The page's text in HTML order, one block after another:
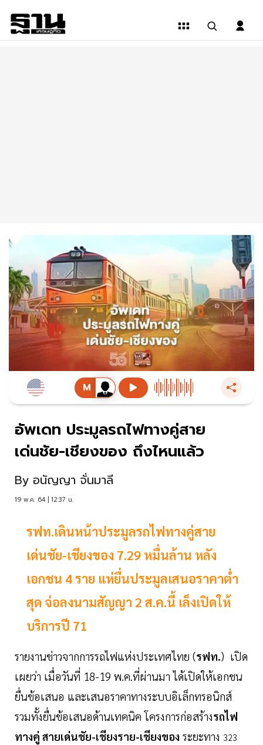
อัพเดท ประมูลรถไฟทางคู่สาย
เด่นชัย-เชียงของ ถึงไหนแล้ว
By อนัญญา จั่นมาลี
19 พ.ค. 64 | 12:37 น.
รฟท.เดินหน้าประมูลรถไฟทางคู่สาย
เด่นชัย-เชียงของ 7.29 หมื่นล้าน หลัง
เอกชน 4 ราย แห่ยื่นประมูลเสนอราคาต่ำ
สุด จ่อลงนามสัญญา 2 ส.ค.นี้ เล็งเปิดให้
บริการปี 71
รายงานข่าวจากการรถไฟแห่งประเทศไทย (รฟท.) เปิด
เผยว่า เมื่อวันที่ 18-19 พ.ค.ที่ผ่านมา ได้เปิดให้เอกชน
ยื่นข้อเสนอ และเสนอราคาทางระบบอิเล็กทรอนิกส์
รวมทั้งยื่นข้อเสนอด้านเทคนิค โครงการก่อสร้างรถไฟ
ทางคู่ สายเด่นชัย-เชียงราย-เชียงของ ระยะทาง 323